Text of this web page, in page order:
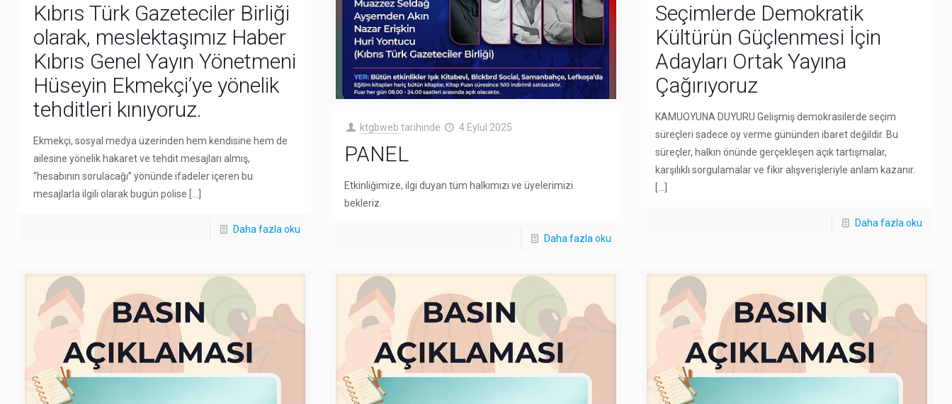
Kıbrıs Türk Gazeteciler Birliği
olarak, meslektaşımız Haber
Kıbrıs Genel Yayın Yönetmeni
Hüseyin Ekmekçi’ye yönelik
tehditleri kınıyoruz.
Ekmekçi, sosyal medya üzerinden hem kendisine hem de
ailesine yönelik hakaret ve tehdit mesajları almış,
“hesabının sorulacağı” yönünde ifadeler içeren bu
mesajlarla ilgili olarak bugün polise […]
Daha fazla oku
ktgbweb tarihinde 4 Eylül 2025
PANEL
Etkinliğimize, ilgi duyan tüm halkımızı ve üyelerimizi
bekleriz.
Daha fazla oku
Seçimlerde Demokratik
Kültürün Güçlenmesi İçin
Adayları Ortak Yayına
Çağırıyoruz
KAMUOYUNA DUYURU Gelişmiş demokrasilerde seçim
süreçleri sadece oy verme gününden ibaret değildir. Bu
süreçler, halkın önünde gerçekleşen açık tartışmalar,
karşılıklı sorgulamalar ve fikir alışverişleriyle anlam kazanır.
[…]
Daha fazla oku